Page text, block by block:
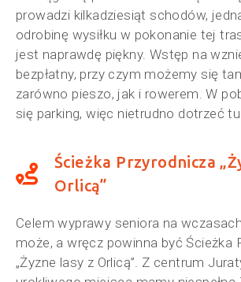
prowadzi kilkadziesiąt schodów,
odrobinę wysiłku w pokonanie tej
jest naprawdę piękny. Wstęp na
bezpłatny, przy czym możemy się
zarówno pieszo, jak i rowerem. W
się parking, więc nietrudno dotrzeć
Ścieżka Przyrodnicza
Orlicą”
Celem wyprawy seniora na
może, a wręcz powinna być Ścieżka
„Żyzne lasy z Orlicą”. Z centrum